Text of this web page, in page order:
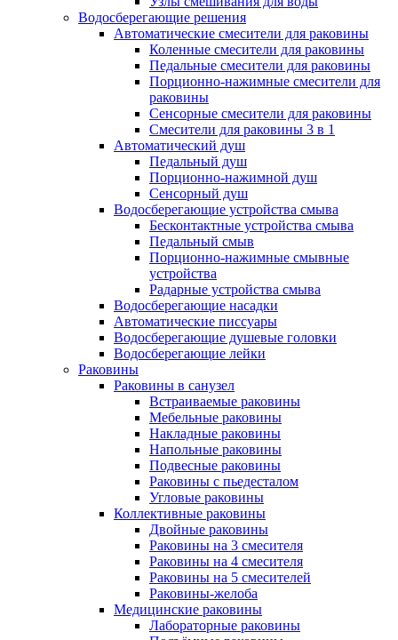
Водосберегающие решения
Автоматические смесители для раковины
Коленные смесители для раковины
Педальные смесители для раковины
Порционно-нажимные смесители для
раковины
Сенсорные смесители для раковины
Смесители для раковины 3 в 1
Автоматический душ
Педальный душ
Порционно-нажимной душ
Сенсорный душ
Водосберегающие устройства смыва
Бесконтактные устройства смыва
Педальный смыв
Порционно-нажимные смывные
устройства
Радарные устройства смыва
Водосберегающие насадки
Автоматические писсуары
Водосберегающие душевые головки
Водосберегающие лейки
Раковины
Раковины в санузел
Встраиваемые раковины
Мебельные раковины
Накладные раковины
Напольные раковины
Подвесные раковины
Раковины с пьедесталом
Угловые раковины
Коллективные раковины
Двойные раковины
Раковины на 3 смесителя
Раковины на 4 смесителя
Раковины на 5 смесителей
Раковины-желоба
Медицинские раковины
Лабораторные раковины